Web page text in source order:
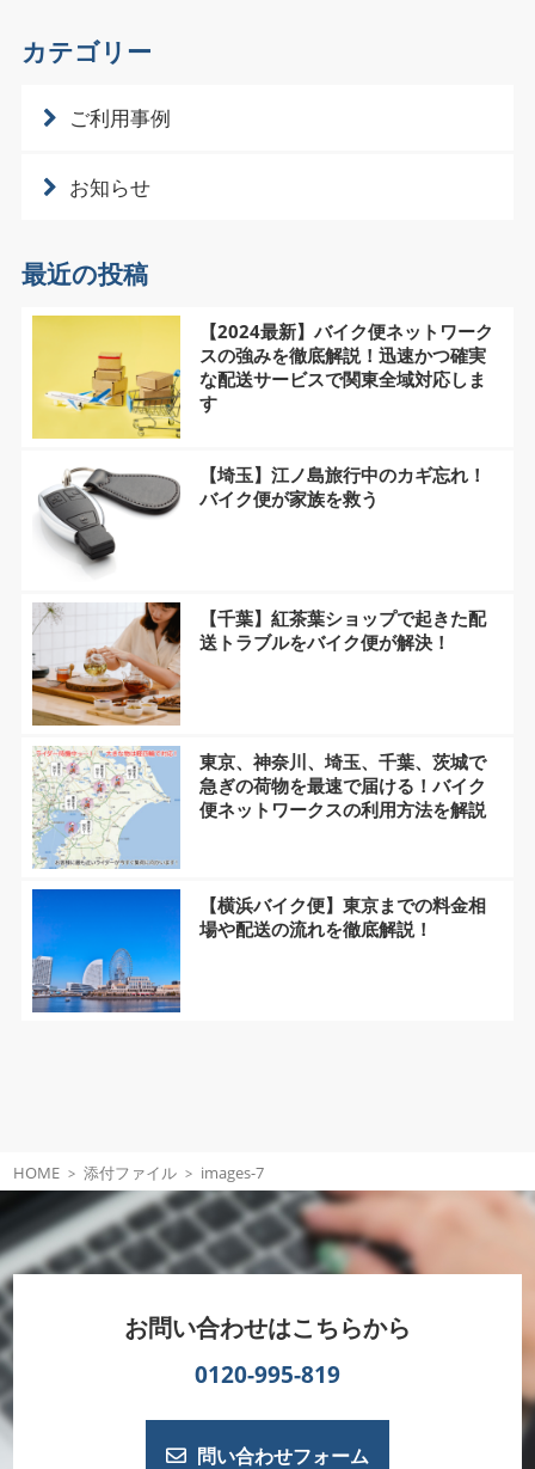
カテゴリー
ご利用事例
お知らせ
最近の投稿
【2024最新】バイク便ネットワーク
スの強みを徹底解説！迅速かつ確実
な配送サービスで関東全域対応しま
す
【埼玉】江ノ島旅行中のカギ忘れ！
バイク便が家族を救う
【千葉】紅茶葉ショップで起きた配
送トラブルをバイク便が解決！
東京、神奈川、埼玉、千葉、茨城で
急ぎの荷物を最速で届ける！バイク
便ネットワークスの利用方法を解説
【横浜バイク便】東京までの料金相
場や配送の流れを徹底解説！
HOME 添付ファイル images-7
お問い合わせはこちらから
0120-995-819
問い合わせフォーム